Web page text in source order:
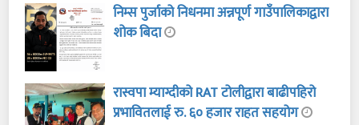
निम्स पुर्जाको निधनमा अन्नपूर्ण गाउँपालिकाद्वारा
शोक बिदा
रास्वपा म्याग्दीको RAT टोलीद्वारा बाढीपहिरो
प्रभावितलाई रु. ६० हजार राहत सहयोग